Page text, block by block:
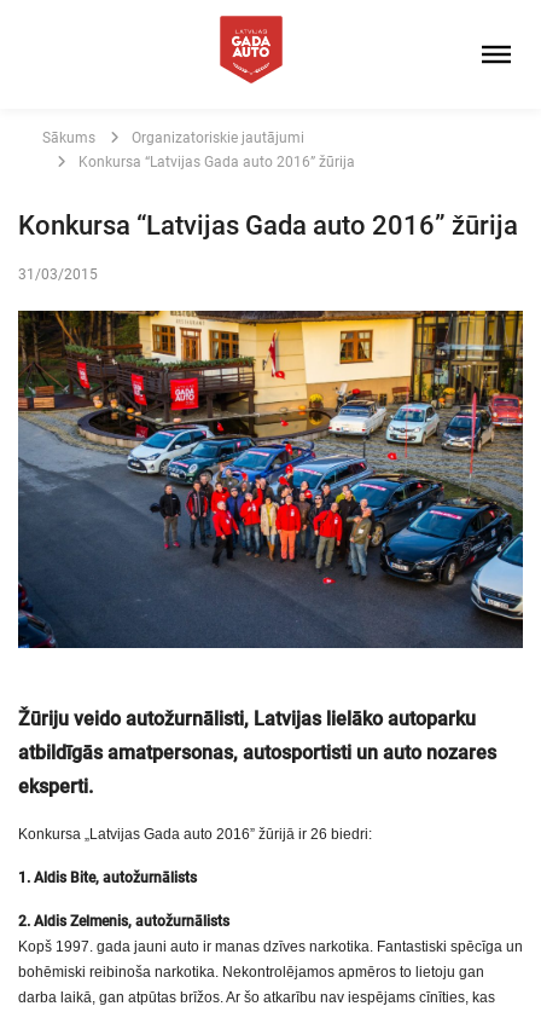
Sākums
Organizatoriskie jautājumi
Konkursa “Latvijas Gada auto 2016” žūrija
Konkursa “Latvijas Gada auto 2016” žūrija
31/03/2015
Žūriju veido autožurnālisti, Latvijas lielāko autoparku
atbildīgās amatpersonas, autosportisti un auto nozares
eksperti.
Konkursa „Latvijas Gada auto 2016” žūrijā ir 26 biedri:
1. Aldis Bite, autožurnālists
2. Aldis Zelmenis, autožurnālists
Kopš 1997. gada jauni auto ir manas dzīves narkotika. Fantastiski spēcīga un
bohēmiski reibinoša narkotika. Nekontrolējamos apmēros to lietoju gan
darba laikā, gan atpūtas brīžos. Ar šo atkarību nav iespējams cīnīties, kas